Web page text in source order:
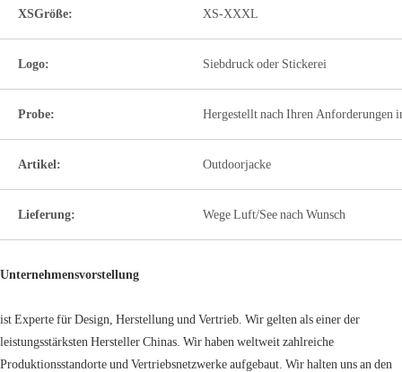
XSGröße: XS-XXXL
Logo: Siebdruck oder Stickerei
Probe: Hergestellt nach Ihren Anforderungen
Artikel: Outdoorjacke
Lieferung: Wege Luft/See nach Wunsch
Unternehmensvorstellung
ist Experte für Design, Herstellung und Vertrieb. Wir gelten als einer der
leistungsstärksten Hersteller Chinas. Wir haben weltweit zahlreiche
Produktionsstandorte und Vertriebsnetzwerke aufgebaut. Wir halten uns an den